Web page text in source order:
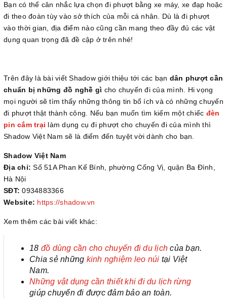
Bạn có thể cân nhắc lựa chọn đi phượt bằng xe máy, xe đạp hoặc
đi theo đoàn tùy vào sở thích của mỗi cá nhân. Dù là đi phượt
vào thời gian, địa điểm nào cũng cần mang theo đầy đủ các vật
dụng quan trọng đã đề cập ở trên nhé!
Trên đây là bài viết Shadow giới thiệu tới các bạn dân phượt cần
chuẩn bị những đồ nghề gì cho chuyến đi của mình. Hi vọng
mọi người sẽ tìm thấy những thông tin bổ ích và có những chuyến
đi phượt thật thành công. Nếu bạn muốn tìm kiếm một chiếc đèn
pin cắm trại làm dụng cụ đi phượt cho chuyến đi của mình thì
Shadow Việt Nam sẽ là điểm đến tuyệt vời dành cho bạn.
Shadow Việt Nam
Địa chỉ: Số 51A Phan Kế Bính, phường Cống Vị, quận Ba Đình,
Hà Nội
SĐT: 0934883366
Website: https://shadow.vn
Xem thêm các bài viết khác:
18 đồ dùng cần cho chuyến đi du lịch của bạn.
Chia sẻ những kinh nghiệm leo núi tại Việt
Nam.
Những vật dụng cần thiết khi đi du lịch rừng
giúp chuyến đi được đảm bảo an toàn.